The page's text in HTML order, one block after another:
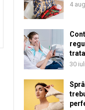
4
30